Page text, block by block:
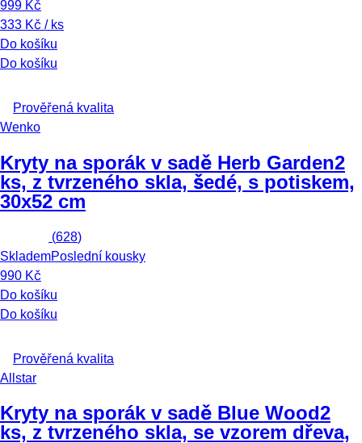
999 Kč
333 Kč / ks
Do košíku
Do košíku
Prověřená kvalita
Wenko
Kryty na sporák v sadě Herb Garden2
ks, z tvrzeného skla, šedé, s potiskem,
30x52 cm
(628)
SklademPoslední kousky
990 Kč
Do košíku
Do košíku
Prověřená kvalita
Allstar
Kryty na sporák v sadě Blue Wood2
ks, z tvrzeného skla, se vzorem dřeva,